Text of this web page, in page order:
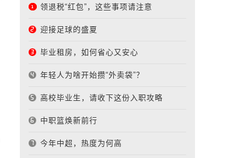
领退税“红包”，这些事项请注意
迎接足球的盛夏
毕业租房，如何省心又安心
年轻人为啥开始攒“外卖袋”？
高校毕业生，请收下这份入职攻略
中职篮焕新前行
今年中超，热度为何高